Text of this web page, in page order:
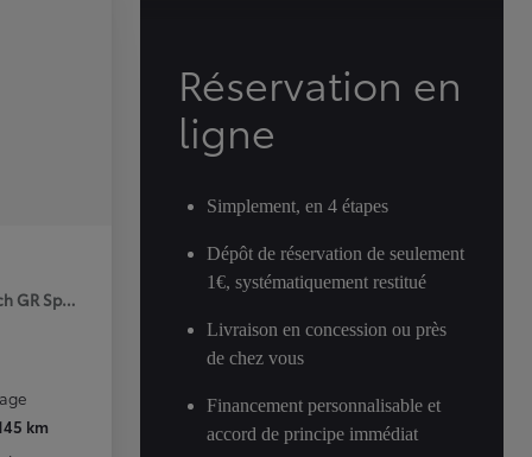
GR Sport Premiere MY25
km
Réservation en
ligne
Simplement, en 4 étapes
Dépôt de réservation de seulement
1€, systématiquement restitué
Livraison en concession ou près
de chez vous
Financement personnalisable et
accord de principe immédiat